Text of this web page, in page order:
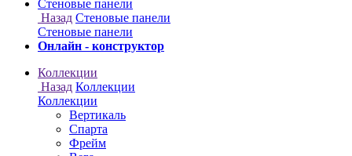
Онлайн - конструктор